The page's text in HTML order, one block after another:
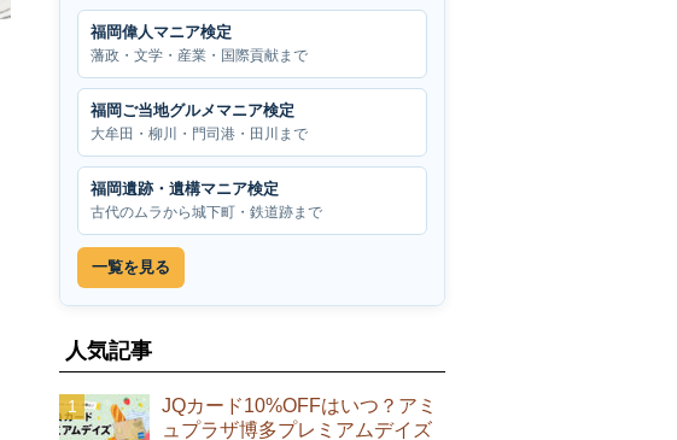
福岡偉人マニア検定
藩政・文学・産業・国際貢献まで
福岡ご当地グルメマニア検定
大牟田・柳川・門司港・田川まで
福岡遺跡・遺構マニア検定
古代のムラから城下町・鉄道跡まで
一覧を見る
人気記事
JQカード10%OFFはいつ？アミ
ュプラザ博多プレミアムデイズ